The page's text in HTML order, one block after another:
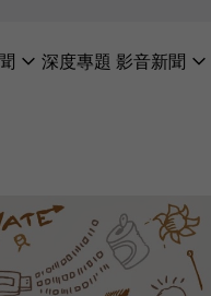
深度專題 影音新聞